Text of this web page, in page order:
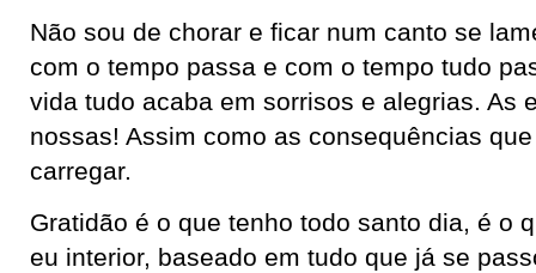
Não sou de chorar e ficar num canto se
com o tempo passa e com o tempo tudo
vida tudo acaba em sorrisos e alegrias. As
nossas! Assim como as consequências
carregar.
Gratidão é o que tenho todo santo dia, é o
eu interior, baseado em tudo que já se